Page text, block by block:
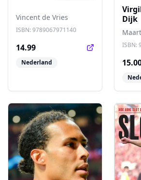
Vincent de Vries
ISBN:9789067971140
14.99
Nederland
Dijk
ISBN: